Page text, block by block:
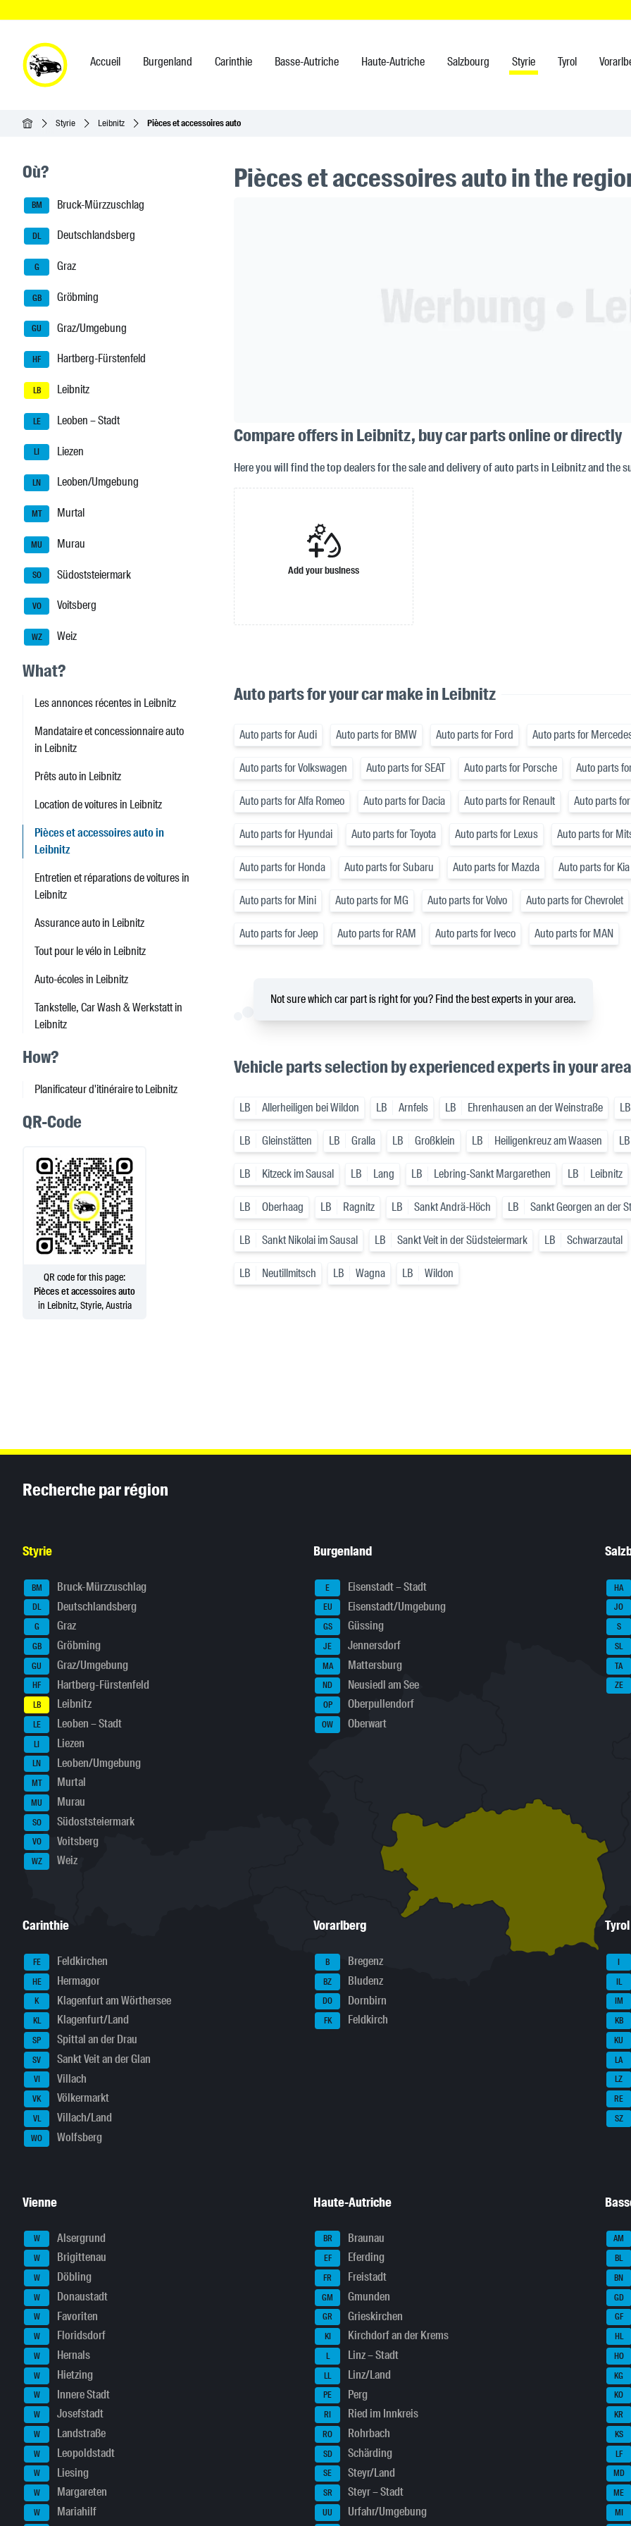
Accueil Burgenland Carinthie Basse-Autriche Haute-Autriche Salzbourg Styrie Tyrol
AccueilStyrie Leibnitz Pièces et accessoires auto
Seitenleisten-Navigation
Où?
BM Bruck-Mürzzuschlag
DL Deutschlandsberg
G Graz
GB Gröbming
GU Graz/Umgebung
HF Hartberg-Fürstenfeld
LB Leibnitz
LE Leoben – Stadt
LI Liezen
LN Leoben/Umgebung
MT Murtal
MU Murau
SO Südoststeiermark
VO Voitsberg
WZ Weiz
What?
Les annonces récentes in Leibnitz
Mandataire et concessionnaire auto
in Leibnitz
Prêts auto in Leibnitz
Location de voitures in Leibnitz
Pièces et accessoires auto in
Leibnitz
Entretien et réparations de voitures in
Leibnitz
Assurance auto in Leibnitz
Tout pour le vélo in Leibnitz
Auto-écoles in Leibnitz
Tankstelle, Car Wash & Werkstatt in
Leibnitz
How?
Planificateur d'itinéraire to Leibnitz
QR-Code
QR code for this page:
Pièces et accessoires auto
in Leibnitz, Styrie, Austria
Pièces et accessoires auto in the
Compare offers in Leibnitz, buy car parts online or directly
Here you will find the top dealers for the sale and delivery of auto parts in Leibnitz and the
Add your business
Auto parts for your car make in Leibnitz
Auto parts for Audi Auto parts for BMW Auto parts for Ford Auto parts for
Auto parts for Volkswagen Auto parts for SEAT Auto parts for Porsche Auto parts
Auto parts for Alfa Romeo Auto parts for Dacia Auto parts for Renault Auto parts
Auto parts for Hyundai Auto parts for Toyota Auto parts for Lexus Auto parts for
Auto parts for Honda Auto parts for Subaru Auto parts for Mazda Auto parts for Kia
Auto parts for Mini Auto parts for MG Auto parts for Volvo Auto parts for Chevrolet
Auto parts for Jeep Auto parts for RAM Auto parts for Iveco Auto parts for MAN
Not sure which car part is right for you? Find the best experts in your area.
Vehicle parts selection by experienced experts in your area
LB Allerheiligen bei Wildon LB Arnfels LB Ehrenhausen an der Weinstraße LB
LB Gleinstätten LB Gralla LB Großklein LB Heiligenkreuz am Waasen LB
LB Kitzeck im Sausal LB Lang LB Lebring-Sankt Margarethen LB Leibnitz
LB Oberhaag LB Ragnitz LB Sankt Andrä-Höch LB Sankt Georgen an der
LB Sankt Nikolai im Sausal LB Sankt Veit in der Südsteiermark LB Schwarzautal
LB Neutillmitsch LB Wagna LB Wildon
Recherche par région
Styrie
BM Bruck-Mürzzuschlag
DL Deutschlandsberg
G Graz
GB Gröbming
GU Graz/Umgebung
HF Hartberg-Fürstenfeld
LB Leibnitz
LE Leoben – Stadt
LI Liezen
LN Leoben/Umgebung
MT Murtal
MU Murau
SO Südoststeiermark
VO Voitsberg
WZ Weiz
Burgenland
E Eisenstadt – Stadt
EU Eisenstadt/Umgebung
GS Güssing
JE Jennersdorf
MA Mattersburg
ND Neusiedl am See
OP Oberpullendorf
OW Oberwart
HA
JO
S
SL
TA
ZE
Carinthie
FE Feldkirchen
HE Hermagor
K Klagenfurt am Wörthersee
KL Klagenfurt/Land
SP Spittal an der Drau
SV Sankt Veit an der Glan
VI Villach
VK Völkermarkt
VL Villach/Land
WO Wolfsberg
Vorarlberg
B Bregenz
BZ Bludenz
DO Dornbirn
FK Feldkirch
Tyrol
I
IL
IM
KB
KU
LA
LZ
RE
SZ
Vienne
W Alsergrund
W Brigittenau
W Döbling
W Donaustadt
W Favoriten
W Floridsdorf
W Hernals
W Hietzing
W Innere Stadt
W Josefstadt
W Landstraße
W Leopoldstadt
W Liesing
W Margareten
W
Mariahilf
Haute-Autriche
BR Braunau
EF Eferding
FR Freistadt
GM Gmunden
GR Grieskirchen
KI Kirchdorf an der Krems
L Linz – Stadt
LL Linz/Land
PE Perg
RI Ried im Innkreis
RO Rohrbach
SD Schärding
SE Steyr/Land
SR Steyr – Stadt
UU
Urfahr/Umgebung
AM
BL
BN
GD
GF
HL
HO
KG
KO
KR
KS
LF
MD
ME
MI